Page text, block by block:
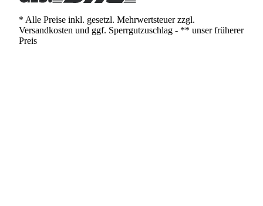
* Alle Preise inkl. gesetzl. Mehrwertsteuer zzgl.
Versandkosten und ggf. Sperrgutzuschlag - ** unser früherer
Preis